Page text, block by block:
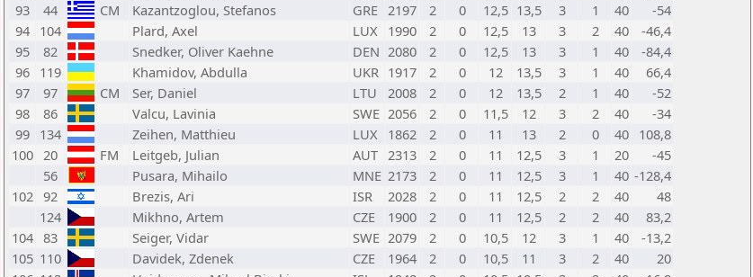
93
44 CM Kazantzoglou, Stefanos GRE 2197 2 0 12,5 13,5 3 1 40
-54
94 104 Plard, Axel LUX 1990 2 0 12,5 13 3 2 40
-46,4
95
82 Snedker, Oliver Kaehne DEN 2080 2 0 12,5 13 3 1 40
-84,4
96 119 Khamidov, Abdulla UKR 1917 2 0 12 13,5 3 1 40
66,4
97
97 CM Ser, Daniel LTU 2008 2 0 12 13,5 2 1 40
-52
98
86 Valcu, Lavinia SWE 2056 2 0 11,5 12 3 2 40
-34
99 134 Zeihen, Matthieu LUX 1862 2 0 11 13 2 0 40 108,8
100 20 FM Leitgeb, Julian AUT 2313 2 0 11 12,5 3 1 20
-45
56
Pusara, Mihailo MNE 2173 2 0 11 12,5 3 1 40 -128,4
102 92 Brezis, Ari ISR 2028 2 0 11 12,5 2 2 40
48
124
Mikhno, Artem CZE 1900 2 0 11 12,5 2 2 40
83,2
104 83 Seiger, Vidar SWE 2079 2 0 10,5 12 3 1 40
-13,2
105 110 Davidek, Zdenek CZE 1964 2 0 10,5 11 3 2 40
20